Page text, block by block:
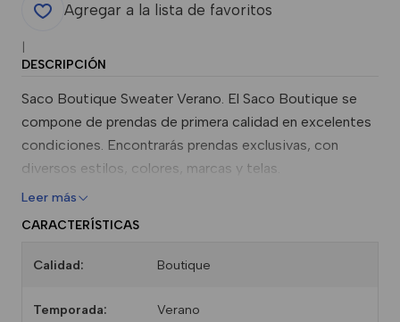
Agregar a la lista de favoritos
DESCRIPCIÓN
Saco Boutique Sweater Verano. El Saco Boutique se
compone de prendas de primera calidad en excelentes
condiciones. Encontrarás prendas exclusivas, con
diversos estilos, colores, marcas y telas.
Leer más
CARACTERÍSTICAS
Calidad: Boutique
Temporada: Verano